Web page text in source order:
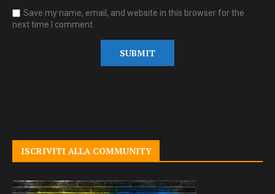
Save my name, email, and website in this browser for the
next time I comment.
ISCRIVITI ALLA COMMUNITY